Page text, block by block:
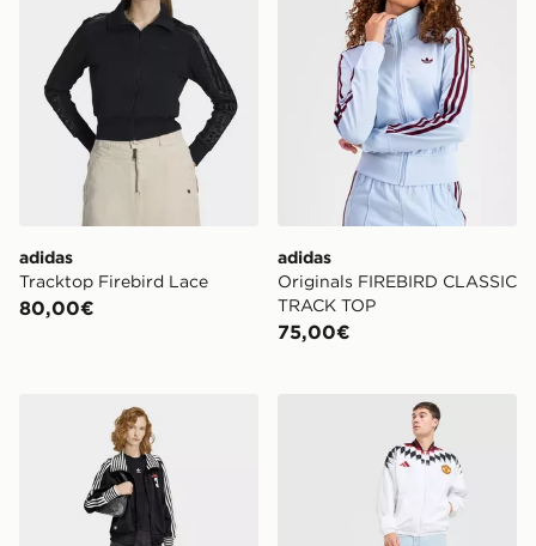
adidas
Tracktop Firebird Lace
80,00€
adidas
Originals FIREBIRD CLASSIC
TRACK TOP
75,00€
adidas Originals Vintage Bb Tt Striped Rib Track Top
adidas Manchester United